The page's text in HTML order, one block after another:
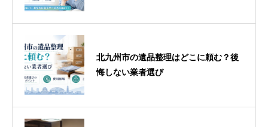
北九州市の遺品整理はどこに頼む？後
悔しない業者選び